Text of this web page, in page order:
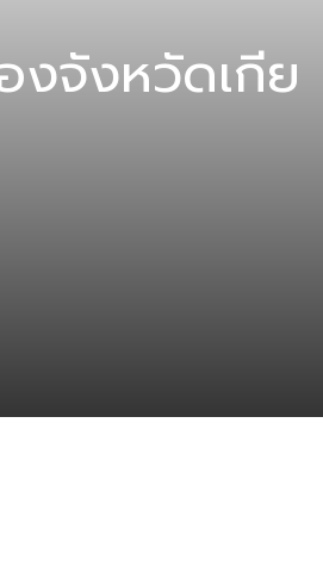
งจังหวัดเกีย